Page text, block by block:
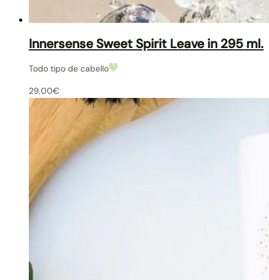
Innersense Sweet Spirit Leave in 295 ml.
Todo tipo de cabello
29,00€